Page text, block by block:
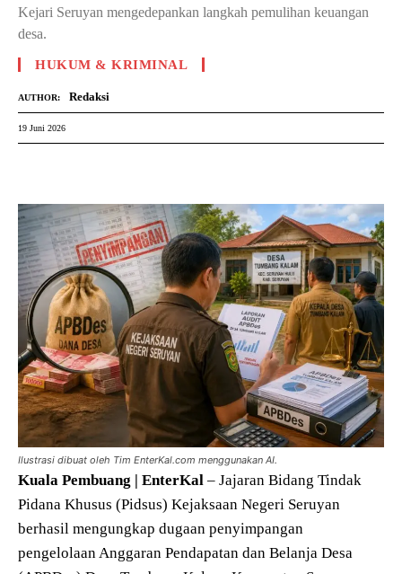
Kejari Seruyan mengedepankan langkah pemulihan keuangan
desa.
HUKUM & KRIMINAL
AUTHOR: Redaksi
19 Juni 2026
Ilustrasi dibuat oleh Tim EnterKal.com menggunakan AI.
Kuala Pembuang | EnterKal – Jajaran Bidang Tindak
Pidana Khusus (Pidsus) Kejaksaan Negeri Seruyan
berhasil mengungkap dugaan penyimpangan
pengelolaan Anggaran Pendapatan dan Belanja Desa